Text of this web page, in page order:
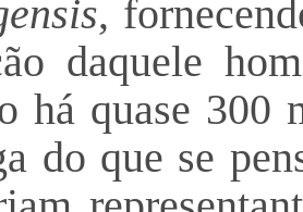
,
daquele
há quase 300
do que se